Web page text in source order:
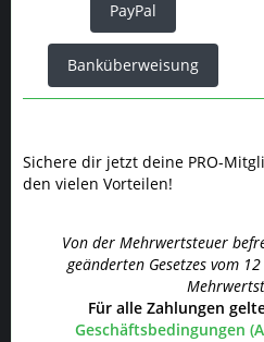
PayPal
Banküberweisung
Sichere dir jetzt deine PRO-
den vielen Vorteilen!
Von der Mehrwertsteuer
geänderten Gesetzes vom
Für alle Zahlungen
Geschäftsbedingungen